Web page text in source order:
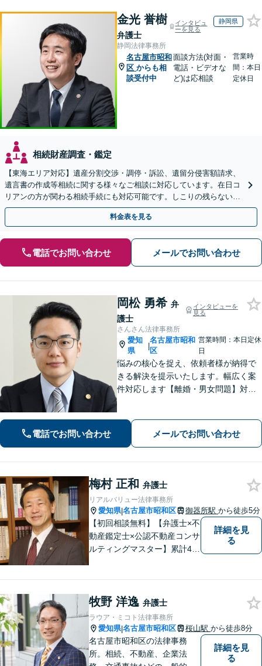
金光 誉樹
弁護士
インタビュ
ーを見る
静岡県
静岡法律事務所
名古屋市昭和
区 からも相
談受付中
面談方法(対面・
電話・ビデオな
ど)は応相談
営業時
間：本日
定休日
相続財産調査・鑑定
【東海エリア対応】遺産分割交渉・調停・訴訟、遺留分侵害額請求、
遺言書の作成等相続に関する様々なご相談に対応しています。在日コ
リアンの方が関わる相続手続にも対応可能です。しこりの残らない解
決を特に意識しています。
料金表を見る
電話でお問い合わせ メールでお問い合わせ
岡松 勇希 弁
護士
インタビューを
見る
さんさん法律事務所
愛知
県
|
名古屋市昭和
区
営業時間：本日定休
日
悩みの核心を捉え、依頼者様が納得で
きる解決を提示いたします。幅広く案
件対応します【離婚・男女問題】対応
業展開できるよう、法律家の視点でサ
ポートします！【御器所駅／桜山駅徒
電話でお問い合わせ メールでお問い合わせ
梅村 正和 弁護士
リアルバリュー法律事務所
愛知県|名古屋市昭和区 御器所駅 から徒歩5分
【初回相談無料】【弁護士×不
動産鑑定士×公認不動産コンサ
ルティングマスター】累計40
多数】【政府系金融機関勤務
経験あり】不動産トラブル／
不動産を含む相続／債権回収
など
詳細を見
る
牧野 洋逸 弁護士
ラウア・ミコト法律事務所
愛知県|名古屋市昭和区 桜山駅 から徒歩8分
名古屋市昭和区の法律事務
所。相続、不動産、企業法
詳細を見
る